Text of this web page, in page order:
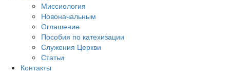
Миссиология
Новоначальным
Оглашение
Пособия по катехизации
Служения Церкви
Статьи
Контакты